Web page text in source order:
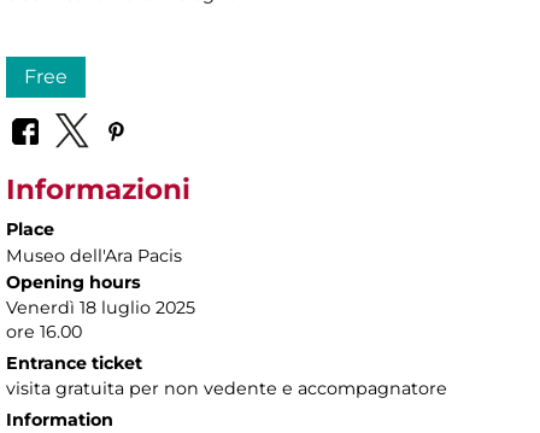
Free
Informazioni
Place
Museo dell'Ara Pacis
Opening hours
Venerdì 18 luglio 2025
ore 16.00
Entrance ticket
visita gratuita per non vedente e accompagnatore
Information